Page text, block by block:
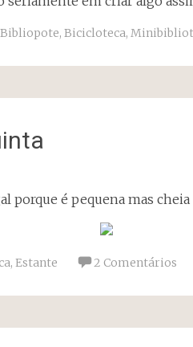
Bibliopote, Bicicloteca,
porque é pequena mas
, Estante 2 Comentários